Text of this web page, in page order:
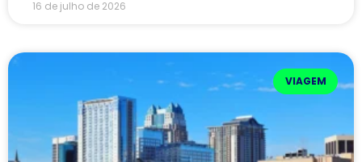
16 de julho de 2026
VIAGEM